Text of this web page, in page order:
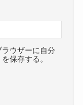
ウザーに自分
保存する。